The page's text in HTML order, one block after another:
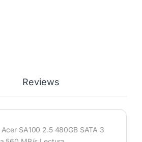
Reviews
SA100 2.5 480GB SATA 3